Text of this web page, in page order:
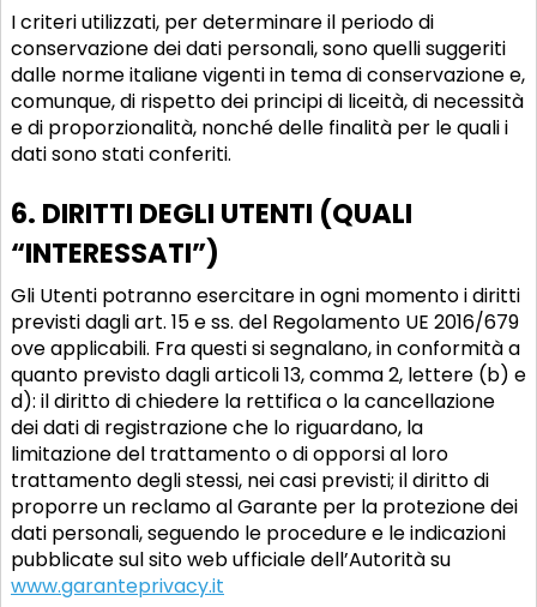
I criteri utilizzati, per determinare il periodo di
conservazione dei dati personali, sono quelli suggeriti
dalle norme italiane vigenti in tema di conservazione e,
comunque, di rispetto dei principi di liceità, di necessità
e di proporzionalità, nonché delle finalità per le quali i
dati sono stati conferiti.
6. DIRITTI DEGLI UTENTI (QUALI
“INTERESSATI”)
Gli Utenti potranno esercitare in ogni momento i diritti
previsti dagli art. 15 e ss. del Regolamento UE 2016/679
ove applicabili. Fra questi si segnalano, in conformità a
quanto previsto dagli articoli 13, comma 2, lettere (b) e
d): il diritto di chiedere la rettifica o la cancellazione
dei dati di registrazione che lo riguardano, la
limitazione del trattamento o di opporsi al loro
trattamento degli stessi, nei casi previsti; il diritto di
proporre un reclamo al Garante per la protezione dei
dati personali, seguendo le procedure e le indicazioni
pubblicate sul sito web ufficiale dell’Autorità su
www.garanteprivacy.it